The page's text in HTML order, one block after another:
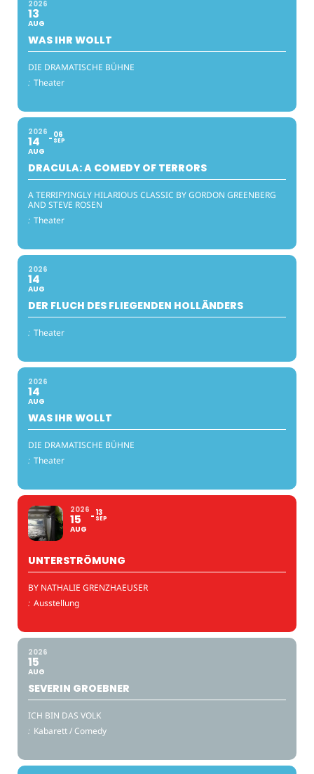
2026
13
AUG
WAS IHR WOLLT
DIE DRAMATISCHE BÜHNE
: Theater
2026
14
AUG
06
SEP
DRACULA: A COMEDY OF TERRORS
A TERRIFYINGLY HILARIOUS CLASSIC BY GORDON GREENBERG
AND STEVE ROSEN
: Theater
2026
14
AUG
DER FLUCH DES FLIEGENDEN HOLLÄNDERS
: Theater
2026
14
AUG
WAS IHR WOLLT
DIE DRAMATISCHE BÜHNE
: Theater
2026
15
AUG
13
SEP
UNTERSTRÖMUNG
BY NATHALIE GRENZHAEUSER
: Ausstellung
2026
15
AUG
SEVERIN GROEBNER
ICH BIN DAS VOLK
: Kabarett / Comedy